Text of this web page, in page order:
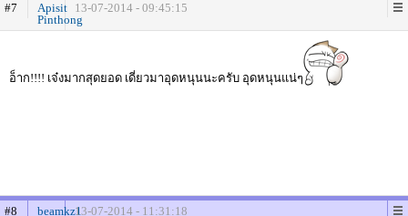
#7
Apisit
Pinthong
13-07-2014 - 09:45:15
อ็าก!!!! เจ๋งมากสุดยอด เดี่ยวมาอุดหนุนนะครับ อุดหนุนแน่ๆ
#8 beamkz113-07-2014 - 11:31:18